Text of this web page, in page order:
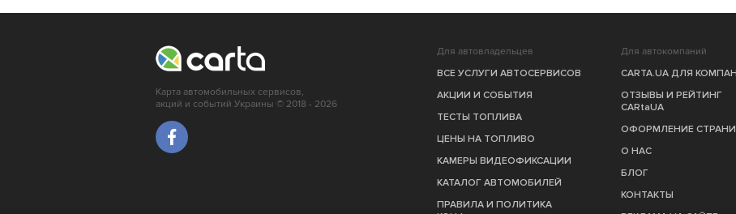
Карта автомобильных сервисов,
акций и событий Украины © 2018 - 2026
Для автовладельцев
ВСЕ УСЛУГИ АВТОСЕРВИСОВ
АКЦИИ И СОБЫТИЯ
ТЕСТЫ ТОПЛИВА
ЦЕНЫ НА ТОПЛИВО
КАМЕРЫ ВИДЕОФИКСАЦИИ
КАТАЛОГ АВТОМОБИЛЕЙ
ПРАВИЛА И ПОЛИТИКА
Для автокомпаний
CARTA.UA ДЛЯ
ОТЗЫВЫ И РЕЙТИНГ
CARtaUA
ОФОРМЛЕНИЕ
О НАС
БЛОГ
КОНТАКТЫ